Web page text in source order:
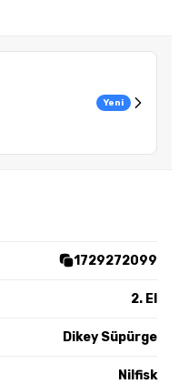
Yeni
1729272099
2. El
Dikey Süpürge
Nilfisk